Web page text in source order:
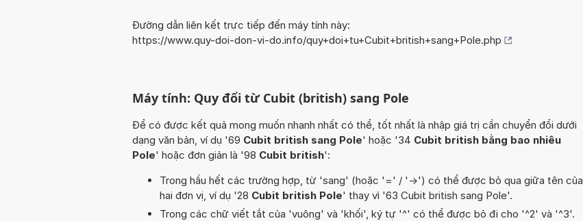
Đường dẫn liên kết trực tiếp đến máy tính này:
https://www.quy-doi-don-vi-do.info/quy+doi+tu+Cubit+british+sang+Pole.php
Máy tính: Quy đổi từ Cubit (british) sang Pole
Để có được kết quả mong muốn nhanh nhất có thể, tốt nhất là nhập giá trị cần chuyển đổi dưới
dạng văn bản, ví dụ '69 Cubit british sang Pole' hoặc '34 Cubit british bằng bao nhiêu
Pole' hoặc đơn giản là '98 Cubit british':
Trong hầu hết các trường hợp, từ 'sang' (hoặc '=' / '->') có thể được bỏ qua giữa tên của
hai đơn vị, ví dụ '28 Cubit british Pole' thay vì '63 Cubit british sang Pole'.
Trong các chữ viết tắt của 'vuông' và 'khối', ký tự '^' có thể được bỏ đi cho '^2' và '^3'.